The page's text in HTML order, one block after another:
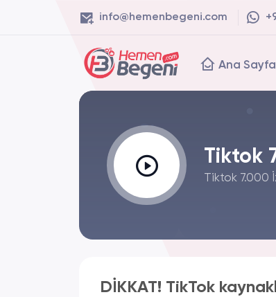
info@hemenbegeni.com
Ana Sayfa
Tiktok
Tiktok
DİKKAT! TikTok